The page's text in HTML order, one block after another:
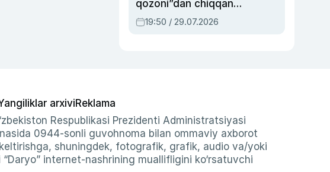
qozoni”dan chiqqan
qahramon — Ukraina
armiyasi bosh
19:50 / 29.07.2026
arxiviReklama
Respublikasi Prezidenti Administratsiyasi
0944-sonli guvohnoma bilan ommaviy axborot
shuningdek, fotografik, grafik, audio va/yoki
internet-nashrining muallifligini ko‘rsatuvchi